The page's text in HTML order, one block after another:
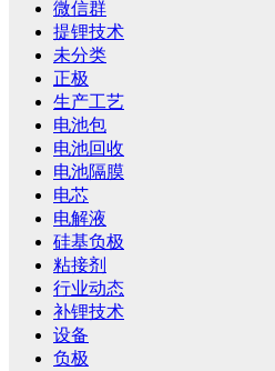
微信群
提锂技术
未分类
正极
生产工艺
电池包
电池回收
电池隔膜
电芯
电解液
硅基负极
粘接剂
行业动态
补锂技术
设备
负极